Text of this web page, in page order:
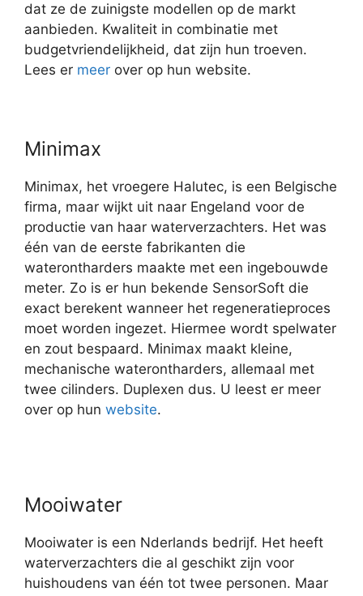
dat ze de zuinigste modellen op de markt
aanbieden. Kwaliteit in combinatie met
budgetvriendelijkheid, dat zijn hun troeven.
Lees er meer over op hun website.
Minimax
Minimax, het vroegere Halutec, is een Belgische
firma, maar wijkt uit naar Engeland voor de
productie van haar waterverzachters. Het was
één van de eerste fabrikanten die
waterontharders maakte met een ingebouwde
meter. Zo is er hun bekende SensorSoft die
exact berekent wanneer het regeneratieproces
moet worden ingezet. Hiermee wordt spelwater
en zout bespaard. Minimax maakt kleine,
mechanische waterontharders, allemaal met
twee cilinders. Duplexen dus. U leest er meer
over op hun website.
Mooiwater
Mooiwater is een Nderlands bedrijf. Het heeft
waterverzachters die al geschikt zijn voor
huishoudens van één tot twee personen. Maar